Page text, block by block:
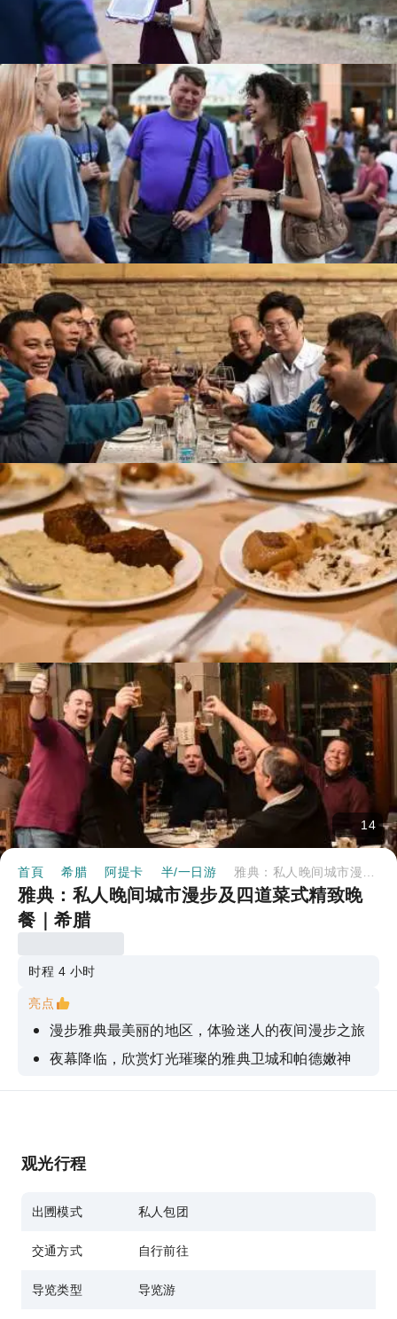
14
首頁 希腊 阿提卡 半/一日游
雅典：私人晚间城市漫步及四道菜式精致晚
餐｜希腊
时程 4 小时
亮点
漫步雅典最美丽的地区，体验迷人的夜间漫步之旅
夜幕降临，欣赏灯光璀璨的雅典卫城和帕德嫩神
了解雅典街头流传的故事和传说
观光行程
出圑模式 私人包团
交通方式 自行前往
导览类型 导览游